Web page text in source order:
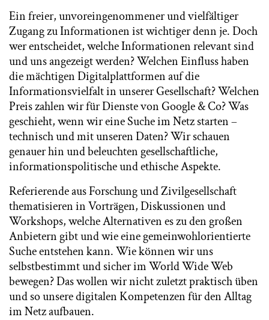
Ein freier, unvoreingenommener und vielfältiger
Zugang zu Informationen ist wichtiger denn je. Doch
wer entscheidet, welche Informationen relevant sind
und uns angezeigt werden? Welchen Einfluss haben
die mächtigen Digitalplattformen auf die
Informationsvielfalt in unserer Gesellschaft? Welchen
Preis zahlen wir für Dienste von Google & Co? Was
geschieht, wenn wir eine Suche im Netz starten –
technisch und mit unseren Daten? Wir schauen
genauer hin und beleuchten gesellschaftliche,
informationspolitische und ethische Aspekte.
Referierende aus Forschung und Zivilgesellschaft
thematisieren in Vorträgen, Diskussionen und
Workshops, welche Alternativen es zu den großen
Anbietern gibt und wie eine gemeinwohlorientierte
Suche entstehen kann. Wie können wir uns
selbstbestimmt und sicher im World Wide Web
bewegen? Das wollen wir nicht zuletzt praktisch üben
und so unsere digitalen Kompetenzen für den Alltag
im Netz aufbauen.